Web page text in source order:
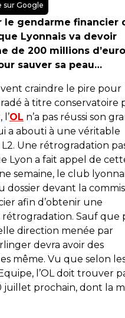
sur Google
le gendarme financier
Lyonnais va devoir
de 200 millions
sauver sa peau…
craindre le pire pour
à titre conservatoire
OL n’a pas réussi son
a abouti à une véritable
Une rétrogradation
Lyon a fait appel de
semaine, le club
devant la
afin d’obtenir une
Sauf que
direction menée par
devra avoir des
même. Vu que selon
l’OL doit trouver
juillet prochain, dont la